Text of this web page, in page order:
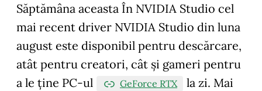
Săptămâna aceasta În NVIDIA Studio cel
mai recent driver NVIDIA Studio din luna
august este disponibil pentru descărcare,
atât pentru creatori, cât și gameri pentru
a le ține PC-ul
GeForce RTX
la zi. Mai